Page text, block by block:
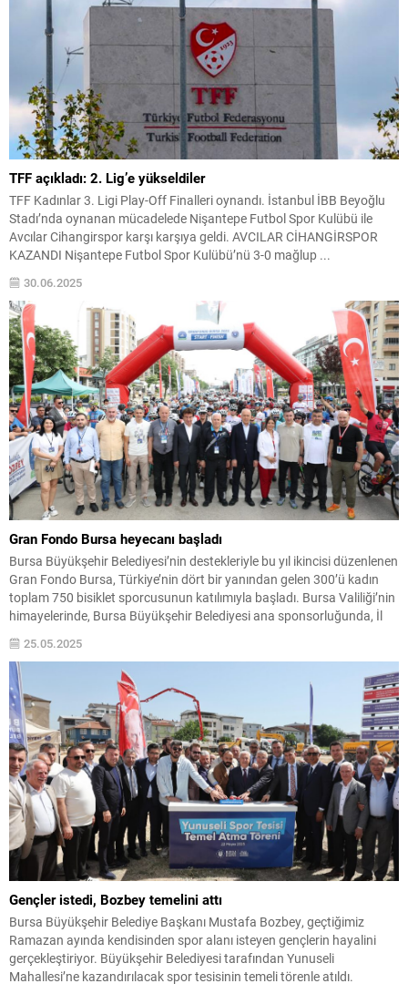
TFF açıkladı: 2. Lig’e yükseldiler
TFF Kadınlar 3. Ligi Play-Off Finalleri oynandı. İstanbul İBB Beyoğlu
Stadı’nda oynanan mücadelede Nişantepe Futbol Spor Kulübü ile
Avcılar Cihangirspor karşı karşıya geldi. AVCILAR CİHANGİRSPOR
KAZANDI Nişantepe Futbol Spor Kulübü’nü 3-0 mağlup ...
30.06.2025
Gran Fondo Bursa heyecanı başladı
Bursa Büyükşehir Belediyesi’nin destekleriyle bu yıl ikincisi düzenlenen
Gran Fondo Bursa, Türkiye’nin dört bir yanından gelen 300’ü kadın
toplam 750 bisiklet sporcusunun katılımıyla başladı. Bursa Valiliği’nin
himayelerinde, Bursa Büyükşehir Belediyesi ana sponsorluğunda, İl
Federasyonu onayıyla düzenlenen Gran Fondo Bursa, birçok farklı
kentten...
25.05.2025
Gençler istedi, Bozbey temelini attı
Bursa Büyükşehir Belediye Başkanı Mustafa Bozbey, geçtiğimiz
Ramazan ayında kendisinden spor alanı isteyen gençlerin hayalini
gerçekleştiriyor. Büyükşehir Belediyesi tarafından Yunuseli
Mahallesi’ne kazandırılacak spor tesisinin temeli törenle atıldı.